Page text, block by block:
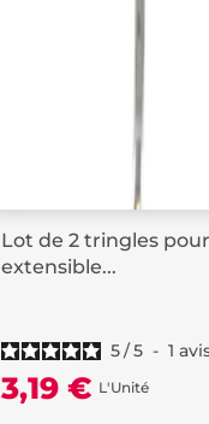
Lot de 2 tringles
extensible...
5/5 - 1
3,19 € L'Unité